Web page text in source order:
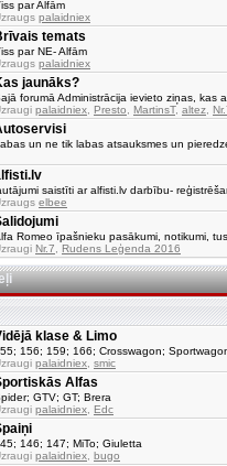
par Alfām
palaidniex
temats
par NE- Alfām
palaidniex
jaunāks?
forumā Administrācija ievieto ziņas, kas
palaidniex Presto MartinsT, altez
un ne tik labas atsauksmes un
saistīti ar alfisti.lv darbību-
elbee
Romeo īpašnieku pasākumi, notikumi,
Nr.7 Rudens Leģenda 2016
klase & Limo
156; 159; 166; Crosswagon;
palaidniex smic
Alfas
GTV; GT; Brera
palaidniex Edc
146; 147; MiTo; Giuletta
palaidniex bugo